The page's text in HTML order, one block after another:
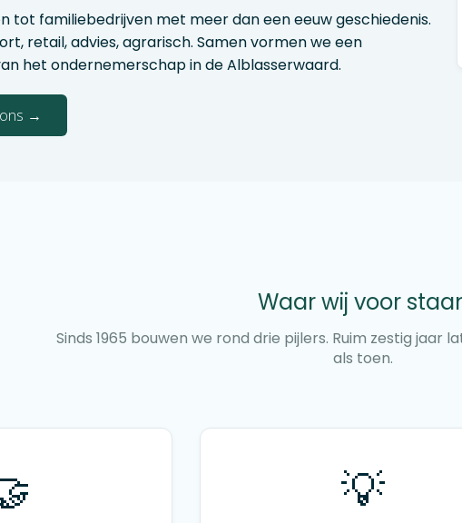
tot familiebedrijven met meer dan een eeuw geschiedenis.
retail, advies, agrarisch. Samen vormen we een
het ondernemerschap in de Alblasserwaard.
→
Waar wij voor
Sinds 1965 bouwen we rond drie pijlers. Ruim zestig jaar
als toen.
💡